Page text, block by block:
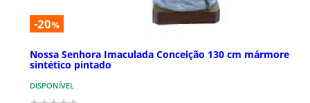
-20%
Nossa Senhora Imaculada Conceição 130 cm mármore
sintético pintado
DISPONÍVEL